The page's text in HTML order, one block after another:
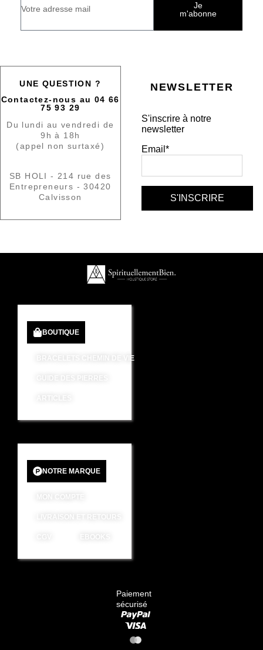
Je
m'abonne
UNE QUESTION ?
Contactez-nous au 04 66
75 93 29
Du lundi au vendredi de
9h à 18h
(appel non surtaxé)
SB HOLI - 214 rue des
Entrepreneurs - 30420
Calvisson
NEWSLETTER
S'inscrire à notre
newsletter
Email*
BOUTIQUE
BRACELETS CHEMIN DE VIE
GUIDE DES PIERRES
NOTRE MARQUE
MON COMPTE
EBOOKS
Paiement
sécurisé